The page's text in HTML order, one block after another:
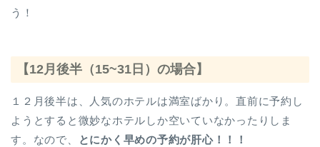
う！
【12月後半（15~31日）の場合】
１２月後半は、人気のホテルは満室ばかり。直前に予約し
ようとすると微妙なホテルしか空いていなかったりしま
す。なので、
とにかく早めの予約が肝心！！！